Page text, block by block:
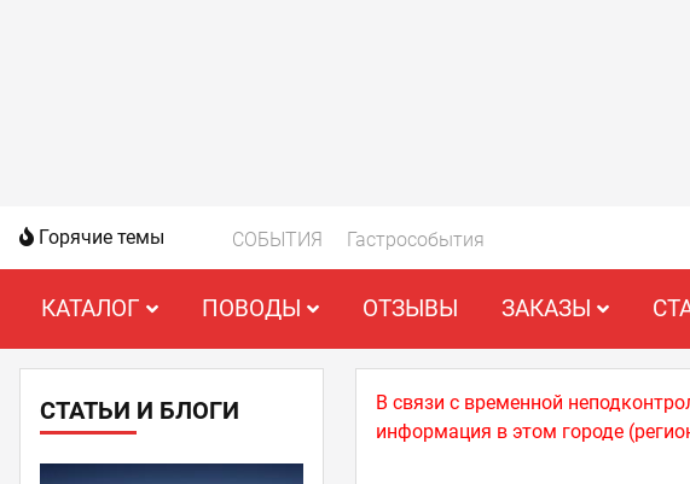
Горячие темы СОБЫТИЯ Гастрособытия
КАТАЛОГ ПОВОДЫ ОТЗЫВЫ ЗАКАЗЫ
СТАТЬИ И БЛОГИ
В связи с временной
информация в этом городе